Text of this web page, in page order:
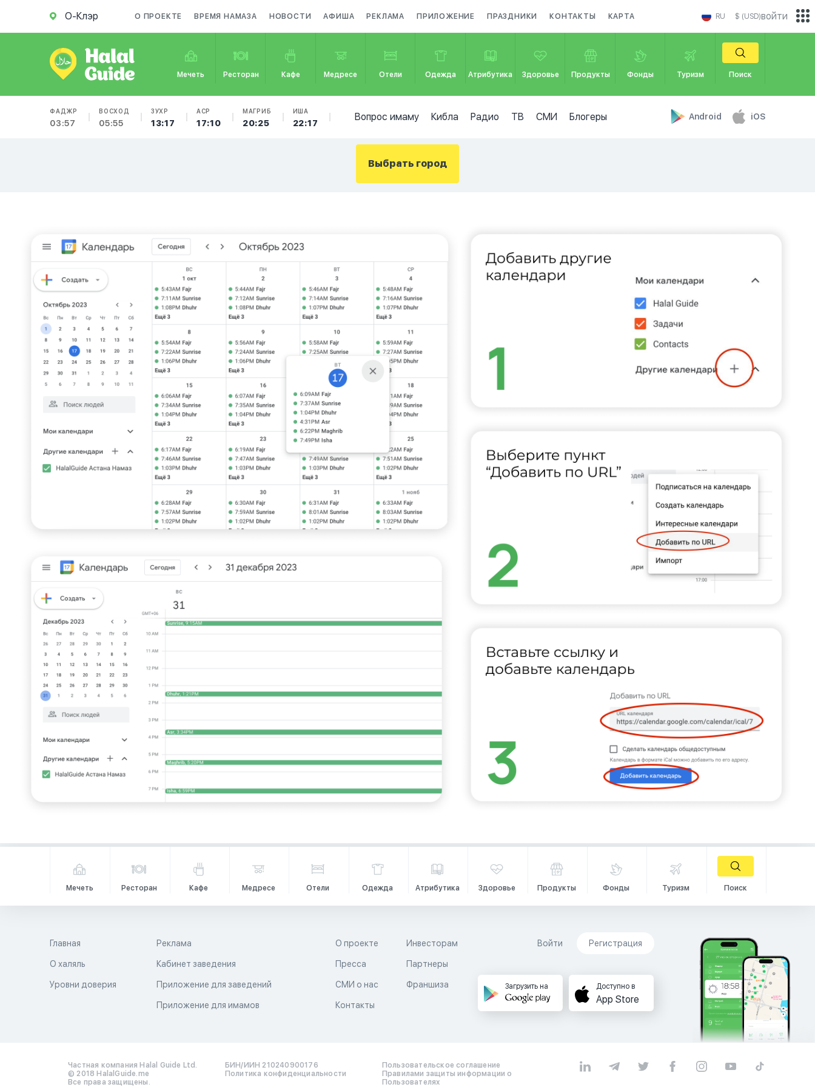
О-Клэр О ПРОЕКТЕ ВРЕМЯ НАМАЗА НОВОСТИ АФИША РЕКЛАМА ПРИЛОЖЕНИЕ ПРАЗДНИКИ КОНТАКТЫ КАРТА RU $ (USD)
Мечеть Ресторан Кафе Медресе Отели Одежда Атрибутика Здоровье Продукты Фонды Туризм Поиск
ФАДЖР
03:57
ВОСХОД
05:55
ЗУХР
13:17
АСР
17:10
МАГРИБ
20:25
ИША
22:17
Вопрос имаму Кибла Радио ТВ СМИ Блогеры Android iOS
войти
Выбрать город
Мечеть Ресторан Кафе Медресе Отели Одежда Атрибутика Здоровье Продукты Фонды Туризм Поиск
Главная
О халяль
Уровни доверия
Реклама
Кабинет заведения
Приложение для заведений
Приложение для имамов
О проекте
Пресса
СМИ о нас
Контакты
Инвесторам
Партнеры
Франшиза
Войти Регистрация
Загрузить на Доступно в
App Store
Частная компания Halal Guide Ltd.
© 2018 HalalGuide.me
Все права защищены.
БИН/ИИН 210240900176
Политика конфиденциальности
Пользовательское соглашение
Правилами защиты информации о
Пользователях